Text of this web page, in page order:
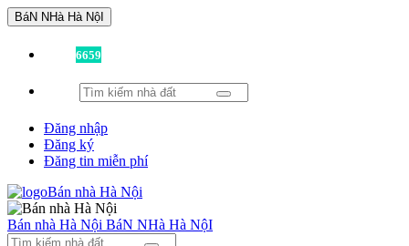
BáN NHà Hà NộI
6659
Đăng nhập
Đăng ký
Đăng tin miễn phí
Bán nhà Hà Nội BáN NHà Hà NộI